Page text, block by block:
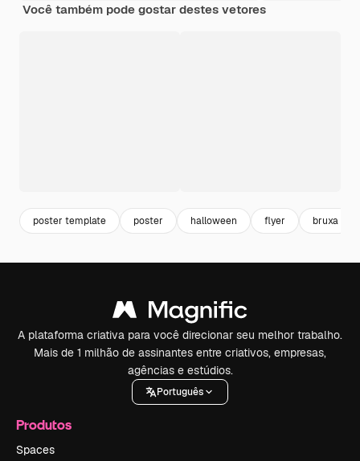
Você também pode gostar destes vetores
poster template poster halloween flyer bruxa
A plataforma criativa para você direcionar seu melhor trabalho.
Mais de 1 milhão de assinantes entre criativos, empresas,
agências e estúdios.
Português
Produtos
Spaces